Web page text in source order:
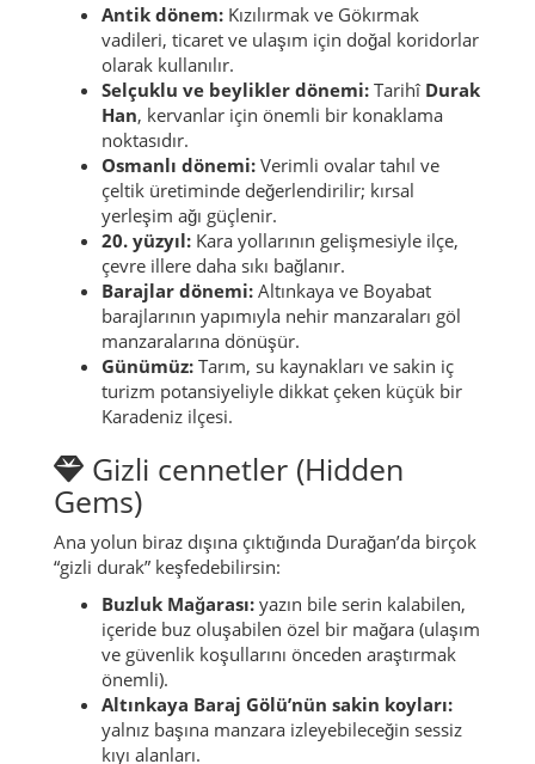
Antik dönem: Kızılırmak ve Gökırmak
vadileri, ticaret ve ulaşım için doğal koridorlar
olarak kullanılır.
Selçuklu ve beylikler dönemi: Tarihî Durak
Han, kervanlar için önemli bir konaklama
noktasıdır.
Osmanlı dönemi: Verimli ovalar tahıl ve
çeltik üretiminde değerlendirilir; kırsal
yerleşim ağı güçlenir.
20. yüzyıl: Kara yollarının gelişmesiyle ilçe,
çevre illere daha sıkı bağlanır.
Barajlar dönemi: Altınkaya ve Boyabat
barajlarının yapımıyla nehir manzaraları göl
manzaralarına dönüşür.
Günümüz: Tarım, su kaynakları ve sakin iç
turizm potansiyeliyle dikkat çeken küçük bir
Karadeniz ilçesi.
Gizli cennetler (Hidden
Gems)
Ana yolun biraz dışına çıktığında Durağan’da birçok
“gizli durak” keşfedebilirsin:
Buzluk Mağarası: yazın bile serin kalabilen,
içeride buz oluşabilen özel bir mağara (ulaşım
ve güvenlik koşullarını önceden araştırmak
önemli).
Altınkaya Baraj Gölü’nün sakin koyları:
yalnız başına manzara izleyebileceğin sessiz
kıyı alanları.